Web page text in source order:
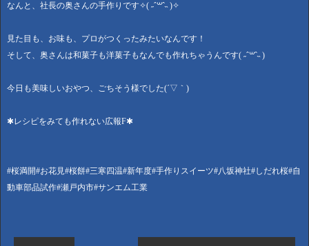
なんと、社長の奥さんの手作りです✧( ˶ ˆ꒳ˆ˵ )✧
見た目も、お味も、プロがつくったみたいなんです！
そして、奥さんは和菓子も洋菓子もなんでも作れちゃうんです( ˶ ˆ꒳ˆ˵ )
今日も美味しいおやつ、ごちそう様でした(´▽｀)
✱レシピをみても作れない広報F✱
#桜満開#お花見#桜餅#三寒四温#新年度#手作りスイーツ#八坂神社#しだれ桜#自
動車部品試作#瀬戸内市#サンエム工業